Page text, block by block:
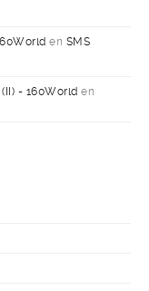
en SMS
- 160World en